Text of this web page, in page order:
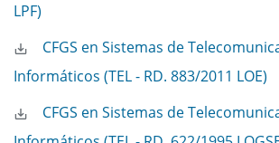
LPF)
CFGS en Sistemas de
Informáticos (TEL - RD. 883/2011 LOE)
CFGS en Sistemas de